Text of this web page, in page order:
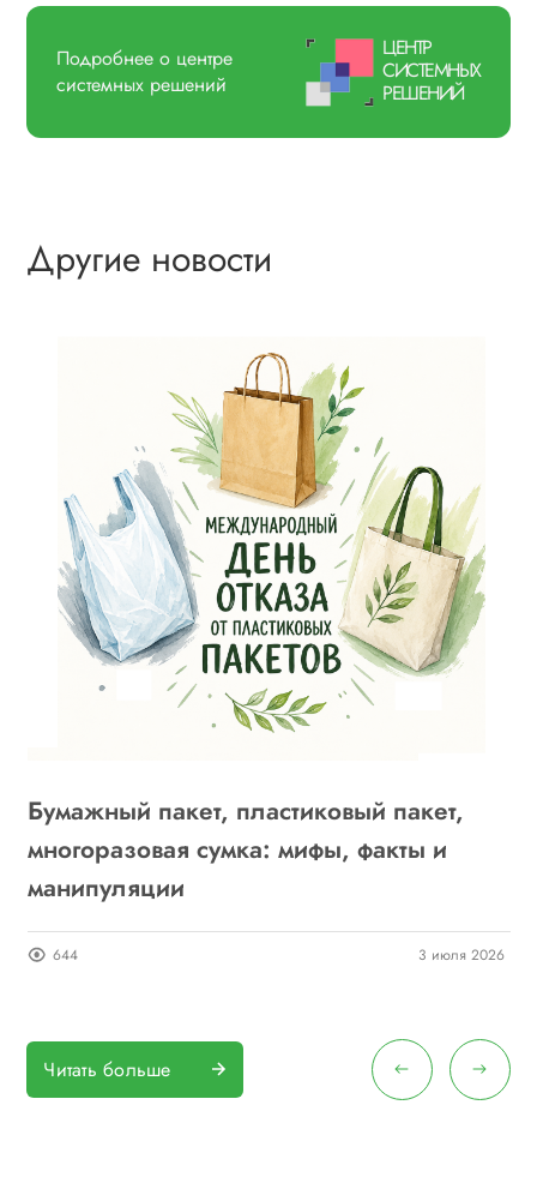
Подробнее о центре
системных решений
ЦЕНТР
СИСТЕМНЫХ
РЕШЕНИЙ
Другие новости
Бумажный пакет, пластиковый пакет,
многоразовая сумка: мифы, факты и
манипуляции
644 3 июля 2026
Читать больше